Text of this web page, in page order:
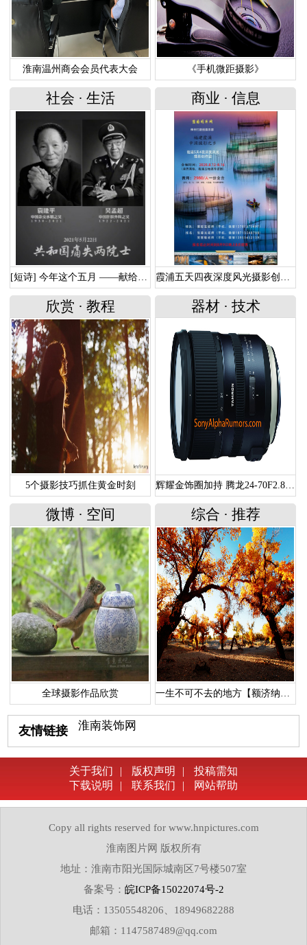
淮南温州商会会员代表大会 《手机微距摄影》
社会 · 生活
[短诗] 今年这个五月 ——献给走远的两位功勋院士
商业 · 信息
霞浦五天四夜深度风光摄影创作团
欣赏 · 教程
5个摄影技巧抓住黄金时刻
器材 · 技术
辉耀金饰圈加持 腾龙24-70F2.8G2谍照曝光
微博 · 空间
全球摄影作品欣赏
综合 · 推荐
一生不可不去的地方【额济纳胡杨林】
友情链接 淮南装饰网
关于我们 | 版权声明 |
投稿需知
下载说明
| 联系我们 | 网站帮助
Copy all rights reserved for www.hnpictures.com
淮南图片网 版权所有
地址：淮南市阳光国际城南区7号楼507室
备案号： 皖ICP备15022074号-2
电话：13505548206、18949682288
邮箱：1147587489@qq.com